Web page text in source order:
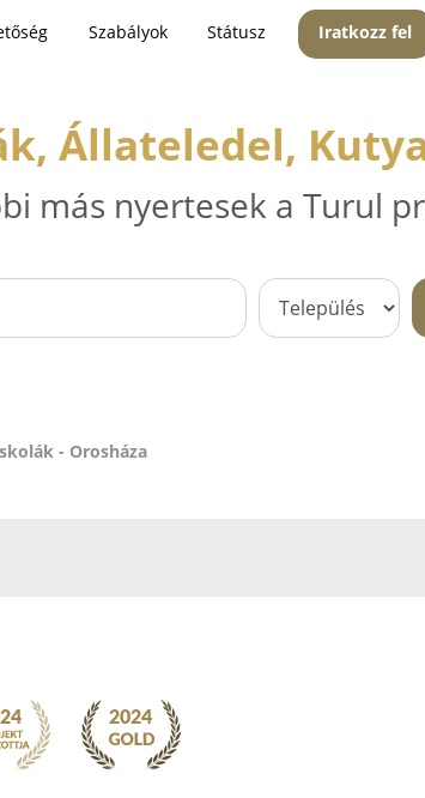
Szabályok Státusz Iratkozz fel
Állateledel,
más nyertesek a Turul
- Orosháza